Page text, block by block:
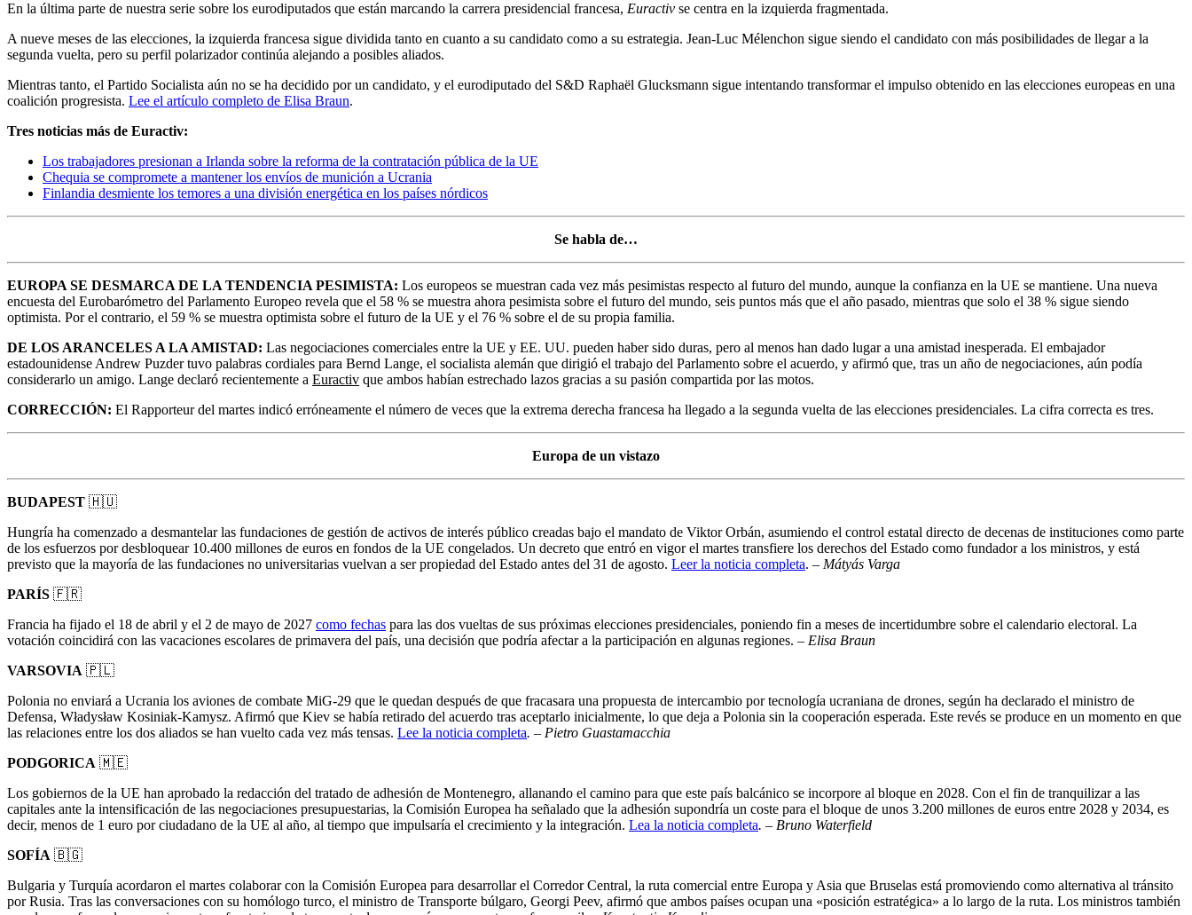
En la última parte de nuestra serie sobre los eurodiputados que están marcando la carrera presidencial francesa, Euractiv se centra en la izquierda fragmentada.
A nueve meses de las elecciones, la izquierda francesa sigue dividida tanto en cuanto a su candidato como a su estrategia. Jean-Luc Mélenchon sigue siendo el candidato con más posibilidades de llegar a la
segunda vuelta, pero su perfil polarizador continúa alejando a posibles aliados.
Mientras tanto, el Partido Socialista aún no se ha decidido por un candidato, y el eurodiputado del S&D Raphaël Glucksmann sigue intentando transformar el impulso obtenido en las elecciones europeas en una
coalición progresista. Lee el artículo completo de Elisa Braun.
Tres noticias más de Euractiv:
Los trabajadores presionan a Irlanda sobre la reforma de la contratación pública de la UE
Chequia se compromete a mantener los envíos de munición a Ucrania
Finlandia desmiente los temores a una división energética en los países nórdicos
Se habla de…
EUROPA SE DESMARCA DE LA TENDENCIA PESIMISTA: Los europeos se muestran cada vez más pesimistas respecto al futuro del mundo, aunque la confianza en la UE se mantiene. Una nueva
encuesta del Eurobarómetro del Parlamento Europeo revela que el 58 % se muestra ahora pesimista sobre el futuro del mundo, seis puntos más que el año pasado, mientras que solo el 38 % sigue siendo
optimista. Por el contrario, el 59 % se muestra optimista sobre el futuro de la UE y el 76 % sobre el de su propia familia.
DE LOS ARANCELES A LA AMISTAD: Las negociaciones comerciales entre la UE y EE. UU. pueden haber sido duras, pero al menos han dado lugar a una amistad inesperada. El embajador
estadounidense Andrew Puzder tuvo palabras cordiales para Bernd Lange, el socialista alemán que dirigió el trabajo del Parlamento sobre el acuerdo, y afirmó que, tras un año de negociaciones, aún podía
considerarlo un amigo. Lange declaró recientemente a Euractiv que ambos habían estrechado lazos gracias a su pasión compartida por las motos.
CORRECCIÓN: El Rapporteur del martes indicó erróneamente el número de veces que la extrema derecha francesa ha llegado a la segunda vuelta de las elecciones presidenciales. La cifra correcta es tres.
Europa de un vistazo
BUDAPEST 🇭🇺
Hungría ha comenzado a desmantelar las fundaciones de gestión de activos de interés público creadas bajo el mandato de Viktor Orbán, asumiendo el control estatal directo de decenas de instituciones como parte
de los esfuerzos por desbloquear 10.400 millones de euros en fondos de la UE congelados. Un decreto que entró en vigor el martes transfiere los derechos del Estado como fundador a los ministros, y está
previsto que la mayoría de las fundaciones no universitarias vuelvan a ser propiedad del Estado antes del 31 de agosto. Leer la noticia completa. – Mátyás Varga
PARÍS 🇫🇷
Francia ha fijado el 18 de abril y el 2 de mayo de 2027 como fechas para las dos vueltas de sus próximas elecciones presidenciales, poniendo fin a meses de incertidumbre sobre el calendario electoral. La
votación coincidirá con las vacaciones escolares de primavera del país, una decisión que podría afectar a la participación en algunas regiones. – Elisa Braun
VARSOVIA 🇵🇱
Polonia no enviará a Ucrania los aviones de combate MiG-29 que le quedan después de que fracasara una propuesta de intercambio por tecnología ucraniana de drones, según ha declarado el ministro de
Defensa, Władysław Kosiniak-Kamysz. Afirmó que Kiev se había retirado del acuerdo tras aceptarlo inicialmente, lo que deja a Polonia sin la cooperación esperada. Este revés se produce en un momento en que
las relaciones entre los dos aliados se han vuelto cada vez más tensas. Lee la noticia completa. – Pietro Guastamacchia
PODGORICA 🇲🇪
Los gobiernos de la UE han aprobado la redacción del tratado de adhesión de Montenegro, allanando el camino para que este país balcánico se incorpore al bloque en 2028. Con el fin de tranquilizar a las
capitales ante la intensificación de las negociaciones presupuestarias, la Comisión Europea ha señalado que la adhesión supondría un coste para el bloque de unos 3.200 millones de euros entre 2028 y 2034, es
decir, menos de 1 euro por ciudadano de la UE al año, al tiempo que impulsaría el crecimiento y la integración. Lea la noticia completa. – Bruno Waterfield
SOFÍA 🇧🇬
Bulgaria y Turquía acordaron el martes colaborar con la Comisión Europea para desarrollar el Corredor Central, la ruta comercial entre Europa y Asia que Bruselas está promoviendo como alternativa al tránsito
por Rusia. Tras las conversaciones con su homólogo turco, el ministro de Transporte búlgaro, Georgi Peev, afirmó que ambos países ocupan una «posición estratégica» a lo largo de la ruta. Los ministros también